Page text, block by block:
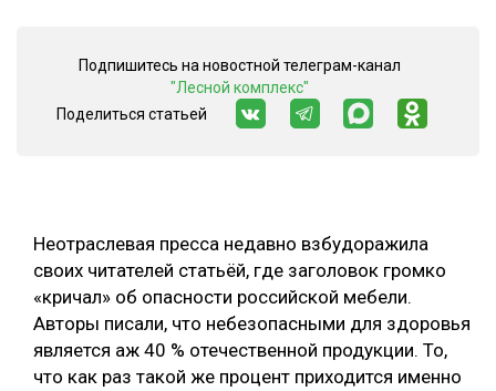
ЛЕСОПИЛЕНИЕ
ДЕРЕВЯННОЕ ДОМОСТРОЕНИЕ
МЕБЕЛЬНОЕ ПРОИЗВОДСТВО
Неотраслевая пресса недавно взбудоражила
своих читателей статьёй, где заголовок громко
«кричал» об опасности российской мебели.
Авторы писали, что небезопасными для здоровья
является аж 40 % отечественной продукции. То,
что как раз такой же процент приходится именно
Подпишитесь на новостной телеграм-канал
"Лесной комплекс"
Поделиться статьей